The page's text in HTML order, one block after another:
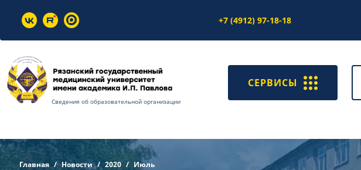
+7 (4912) 97-18-18
Сведения об образовательной организации
СЕРВИСЫ
Главная Новости 2020 Июль